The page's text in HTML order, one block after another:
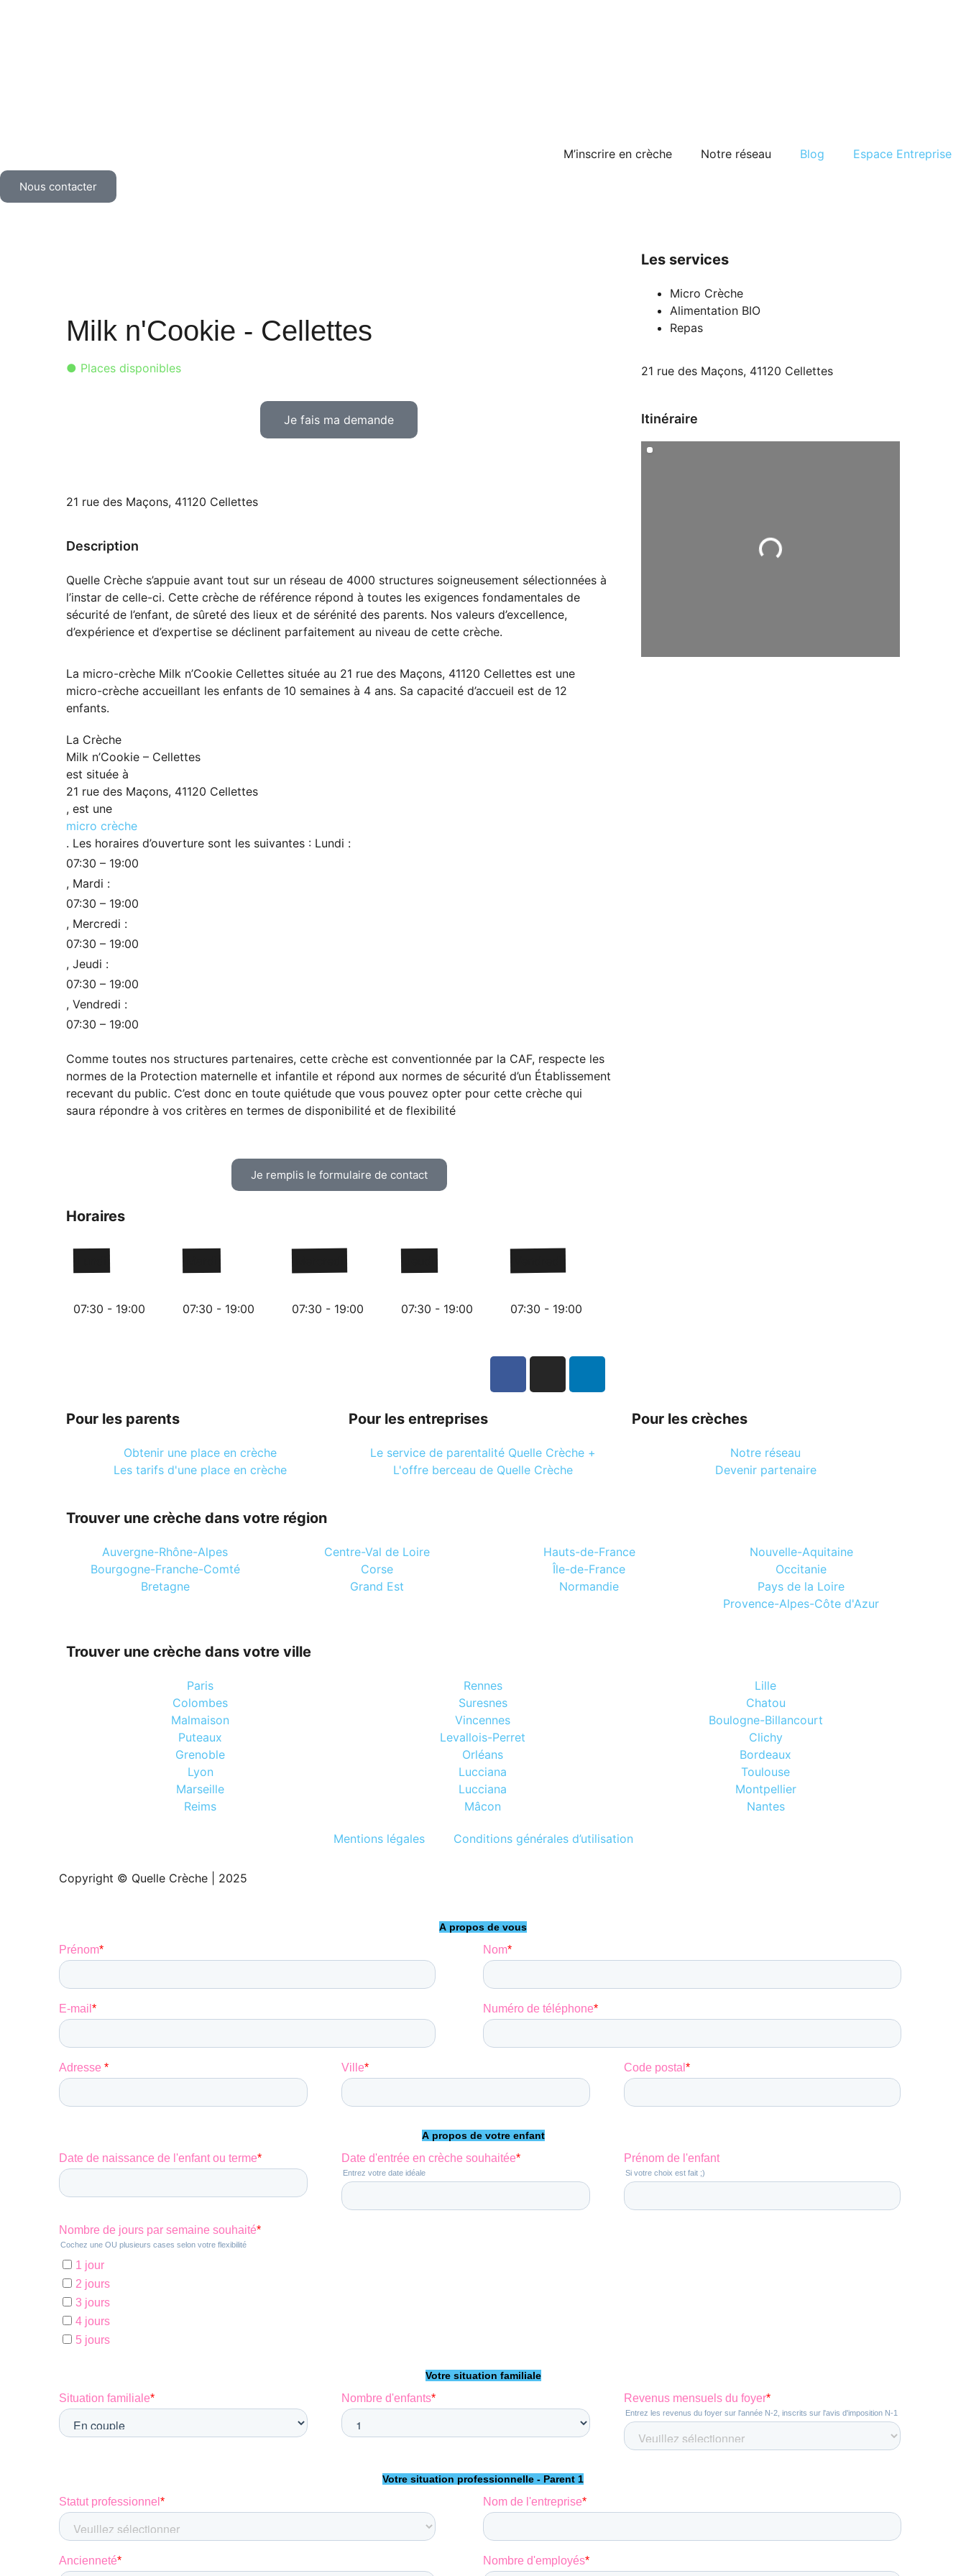
M’inscrire en crèche Notre réseau Blog Espace Entreprise
Nous contacter
Milk n'Cookie - Cellettes
● Places disponibles
Je fais ma demande
21 rue des Maçons, 41120 Cellettes
Description
Quelle Crèche s’appuie avant tout sur un réseau de 4000 structures soigneusement sélectionnées à
l’instar de celle-ci. Cette crèche de référence répond à toutes les exigences fondamentales de
sécurité de l’enfant, de sûreté des lieux et de sérénité des parents. Nos valeurs d’excellence,
d’expérience et d’expertise se déclinent parfaitement au niveau de cette crèche.
La micro-crèche Milk n’Cookie Cellettes située au 21 rue des Maçons, 41120 Cellettes est une
micro-crèche accueillant les enfants de 10 semaines à 4 ans. Sa capacité d’accueil est de 12
enfants.
La Crèche
Milk n’Cookie – Cellettes
est située à
21 rue des Maçons, 41120 Cellettes
, est une
micro crèche
. Les horaires d’ouverture sont les suivantes : Lundi :
07:30 – 19:00
, Mardi :
07:30 – 19:00
, Mercredi :
07:30 – 19:00
, Jeudi :
07:30 – 19:00
, Vendredi :
07:30 – 19:00
Comme toutes nos structures partenaires, cette crèche est conventionnée par la CAF, respecte les
normes de la Protection maternelle et infantile et répond aux normes de sécurité d’un Établissement
recevant du public. C’est donc en toute quiétude que vous pouvez opter pour cette crèche qui
saura répondre à vos critères en termes de disponibilité et de flexibilité
Je remplis le formulaire de contact
Horaires
07:30 - 19:00 07:30 - 19:00 07:30 - 19:00 07:30 - 19:00 07:30 - 19:00
Les services
Micro Crèche
Alimentation BIO
Repas
Itinéraire
Chargement...
21 rue des Maçons, 41120 Cellettes
Pour les parents
Obtenir une place en crèche
Les tarifs d'une place en crèche
Pour les entreprises
Le service de parentalité Quelle Crèche +
L'offre berceau de Quelle Crèche
Pour les crèches
Notre réseau
Devenir partenaire
Trouver une crèche dans votre région
Auvergne-Rhône-Alpes
Bourgogne-Franche-Comté
Bretagne
Centre-Val de Loire
Corse
Grand Est
Hauts-de-France
Île-de-France
Normandie
Nouvelle-Aquitaine
Occitanie
Pays de la Loire
Provence-Alpes-Côte d'Azur
Trouver une crèche dans votre ville
Paris
Colombes
Malmaison
Puteaux
Grenoble
Lyon
Marseille
Reims
Rennes
Suresnes
Vincennes
Levallois-Perret
Orléans
Lucciana
Lucciana
Mâcon
Lille
Chatou
Boulogne-Billancourt
Clichy
Bordeaux
Toulouse
Montpellier
Nantes
Mentions légales Conditions générales d’utilisation
Copyright © Quelle Crèche | 2025